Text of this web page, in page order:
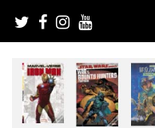
content